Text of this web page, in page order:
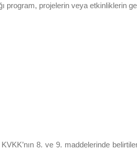
program, projelerin veya etkinliklerin
8. ve 9. maddelerinde